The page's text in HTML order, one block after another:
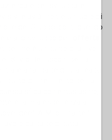
per sviluppare
e avrà inoltre un ruolo di
del Gruppo, contribuendo
e allo sviluppo dell'
Silvio Berlusconi per la
a far parte di una realtà
punto di riferimento per la
sfida con entusiasmo,
la mia esperienza al
idee". A Milo Infante "il
da parte di tutta